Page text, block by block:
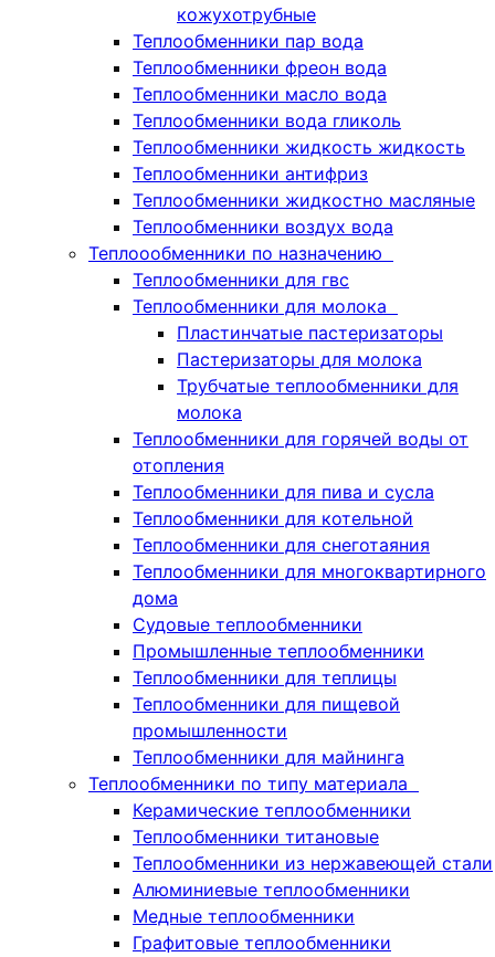
кожухотрубные
Теплообменники пар вода
Теплообменники фреон вода
Теплообменники масло вода
Теплообменники вода гликоль
Теплообменники жидкость жидкость
Теплообменники антифриз
Теплообменники жидкостно масляные
Теплообменники воздух вода
Теплоообменники по назначению
Теплообменники для гвс
Теплообменники для молока
Пластинчатые пастеризаторы
Пастеризаторы для молока
Трубчатые теплообменники для
молока
Теплообменники для горячей воды от
отопления
Теплообменники для пива и сусла
Теплообменники для котельной
Теплообменники для снеготаяния
Теплообменники для многоквартирного
дома
Судовые теплообменники
Промышленные теплообменники
Теплообменники для теплицы
Теплообменники для пищевой
промышленности
Теплообменники для майнинга
Теплообменники по типу материала
Керамические теплообменники
Теплообменники титановые
Теплообменники из нержавеющей стали
Алюминиевые теплообменники
Медные теплообменники
Графитовые теплообменники